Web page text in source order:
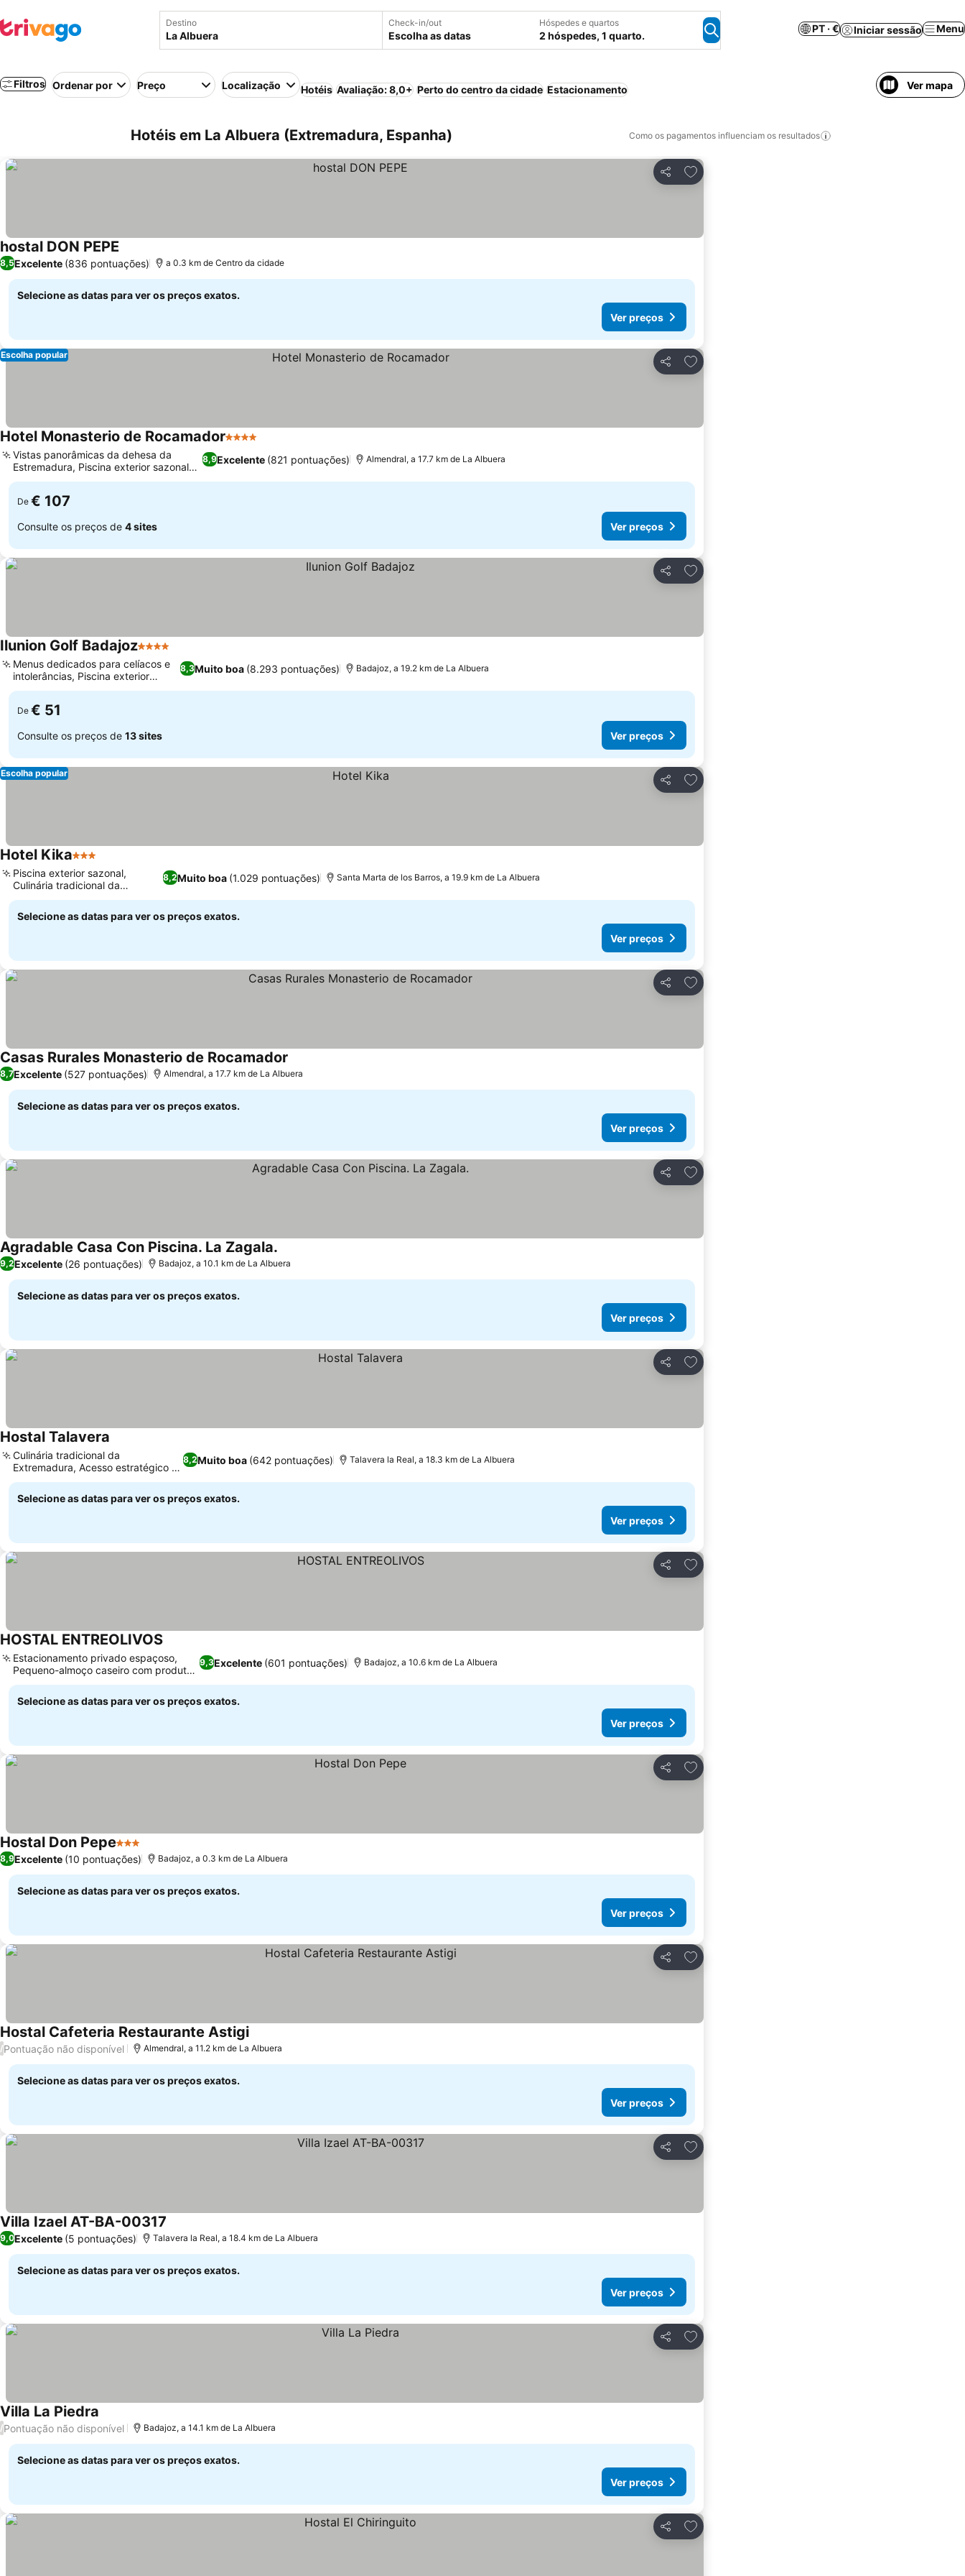
Destino Check-in/out
Escolha as datas
Hóspedes e quartos
2 hóspedes, 1 quarto.
PT · € Iniciar sessão Menu
Filtros Ordenar por Preço Localização Hotéis Avaliação: 8,0+ Perto do centro da cidade Estacionamento Ver mapa
Hotéis em La Albuera (Extremadura, Espanha) Como os pagamentos influenciam os resultados
Partilhar
Adicionar aos favoritos
hostal DON PEPE
8,5Excelente (836 pontuações) a 0.3 km de Centro da cidade
Selecione as datas para ver os preços exatos.
Ver preços
Partilhar
Adicionar aos favoritos
Escolha popular
Hotel Monasterio de Rocamador4 Estrelas
8,9Excelente (821 pontuações)
Vistas panorâmicas da dehesa da
Estremadura, Piscina exterior sazonal
com vistas
Almendral, a 17.7 km de La Albuera
De € 107
Consulte os preços de 4 sites Ver preços
Partilhar
Adicionar aos favoritos
Ilunion Golf Badajoz4 Estrelas
8,3Muito boa (8.293 pontuações)
Menus dedicados para celíacos e
intolerâncias, Piscina exterior
sazonal
Badajoz, a 19.2 km de La Albuera
De € 51
Consulte os preços de 13 sites Ver preços
Partilhar
Adicionar aos favoritos
Escolha popular
Hotel Kika3 Estrelas
8,2Muito boa (1.029 pontuações)
Piscina exterior sazonal,
Culinária tradicional da
Extremadura
Santa Marta de los Barros, a 19.9 km de La Albuera
Selecione as datas para ver os preços exatos.
Ver preços
Partilhar
Adicionar aos favoritos
Casas Rurales Monasterio de Rocamador
8,7Excelente (527 pontuações) Almendral, a 17.7 km de La Albuera
Selecione as datas para ver os preços exatos.
Ver preços
Partilhar
Adicionar aos favoritos
Agradable Casa Con Piscina. La Zagala.
9,2Excelente (26 pontuações) Badajoz, a 10.1 km de La Albuera
Selecione as datas para ver os preços exatos.
Ver preços
Partilhar
Adicionar aos favoritos
Hostal Talavera
8,2Muito boa (642 pontuações)
Culinária tradicional da
Extremadura, Acesso estratégico à
autoestrada
Talavera la Real, a 18.3 km de La Albuera
Selecione as datas para ver os preços exatos.
Ver preços
Partilhar
Adicionar aos favoritos
HOSTAL ENTREOLIVOS
9,3Excelente (601 pontuações)
Estacionamento privado espaçoso,
Pequeno-almoço caseiro com produtos
locais
Badajoz, a 10.6 km de La Albuera
Selecione as datas para ver os preços exatos.
Ver preços
Partilhar
Adicionar aos favoritos
Hostal Don Pepe3 Estrelas
8,9Excelente (10 pontuações) Badajoz, a 0.3 km de La Albuera
Selecione as datas para ver os preços exatos.
Ver preços
Partilhar
Adicionar aos favoritos
Hostal Cafeteria Restaurante Astigi
/Pontuação não disponível Almendral, a 11.2 km de La Albuera
Selecione as datas para ver os preços exatos.
Ver preços
Partilhar
Adicionar aos favoritos
Villa Izael AT-BA-00317
9,0Excelente (5 pontuações) Talavera la Real, a 18.4 km de La Albuera
Selecione as datas para ver os preços exatos.
Ver preços
Partilhar
Adicionar aos favoritos
Villa La Piedra
/Pontuação não disponível Badajoz, a 14.1 km de La Albuera
Selecione as datas para ver os preços exatos.
Ver preços
Partilhar
Adicionar aos favoritos